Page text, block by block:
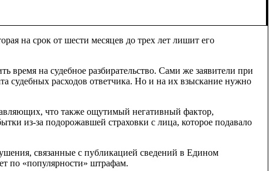
на срок от шести месяцев до трех лет лишит его
на судебное разбирательство. Сами же заявители при
судебных расходов ответчика. Но и на их взыскание нужно
что также ощутимый негативный фактор,
из-за подорожавшей страховки с лица, которое подавало
связанные с публикацией сведений в Едином
по «популярности» штрафам.